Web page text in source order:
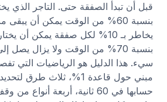
قبل أن تبدأ الصفقة حتى. التاجر الذي
بنسبة 60% من الوقت يمكن أن يبقى
يخاطر بـ 10% لكل صفقة يمكن أن
بنسبة 70% من الوقت ولا يزال
سيء. هذا الدليل هو الرياضيات التي
مبني حول قاعدة 1%، ثلاث
حسابها في 60 ثانية، أربعة